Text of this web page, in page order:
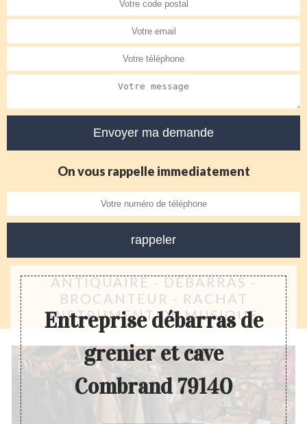
On vous rappelle immediatement
ANTIQUAIRE - DÉBARRAS -
BROCANTEUR - RACHAT
INSTRUMENT DE MUSIQUE
Entreprise débarras de
grenier et cave
Combrand 79140